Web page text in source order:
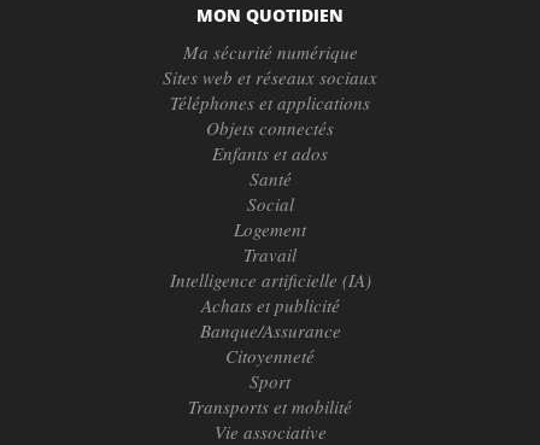
MON QUOTIDIEN
Ma sécurité numérique
Sites web et réseaux sociaux
Téléphones et applications
Objets connectés
Enfants et ados
Santé
Social
Logement
Travail
Intelligence artificielle (IA)
Achats et publicité
Banque/Assurance
Citoyenneté
Sport
Transports et mobilité
Vie associative